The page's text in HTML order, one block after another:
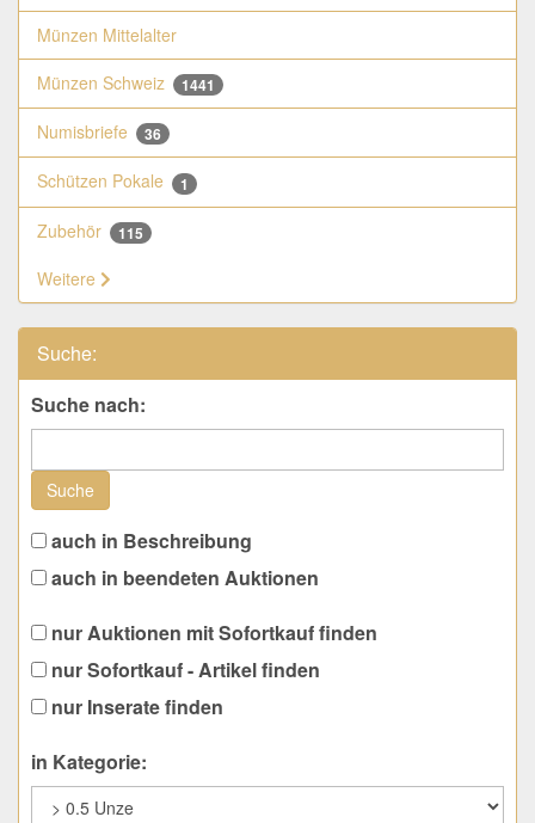
Münzen Mittelalter
Münzen Schweiz
1441
Numisbriefe 36
Schützen Pokale 1
Zubehör 115
Weitere
Suche:
Suche nach:
Suche
auch in Beschreibung
auch in beendeten Auktionen
nur Auktionen mit Sofortkauf finden
nur Sofortkauf - Artikel finden
nur Inserate finden
in Kategorie: